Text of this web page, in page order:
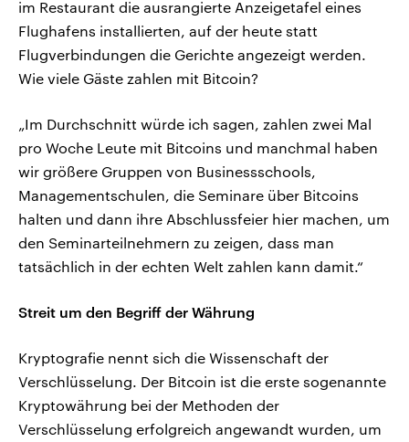
im Restaurant die ausrangierte Anzeigetafel eines
Flughafens installierten, auf der heute statt
Flugverbindungen die Gerichte angezeigt werden.
Wie viele Gäste zahlen mit Bitcoin?
„Im Durchschnitt würde ich sagen, zahlen zwei Mal
pro Woche Leute mit Bitcoins und manchmal haben
wir größere Gruppen von Businessschools,
Managementschulen, die Seminare über Bitcoins
halten und dann ihre Abschlussfeier hier machen, um
den Seminarteilnehmern zu zeigen, dass man
tatsächlich in der echten Welt zahlen kann damit.“
Streit um den Begriff der Währung
Kryptografie nennt sich die Wissenschaft der
Verschlüsselung. Der Bitcoin ist die erste sogenannte
Kryptowährung bei der Methoden der
Verschlüsselung erfolgreich angewandt wurden, um